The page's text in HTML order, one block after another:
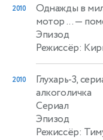
2010
Однажды в
мотор ...—
Эпизод
Режиссёр:
2010 Глухарь-3,
алкоголичка
Сериал
Эпизод
Режиссёр: